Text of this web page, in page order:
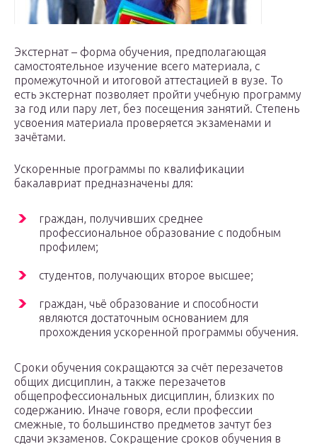
Экстернат – форма обучения, предполагающая
самостоятельное изучение всего материала, с
промежуточной и итоговой аттестацией в вузе. То
есть экстернат позволяет пройти учебную программу
за год или пару лет, без посещения занятий. Степень
усвоения материала проверяется экзаменами и
зачётами.
Ускоренные программы по квалификации
бакалавриат предназначены для:
граждан, получивших среднее
профессиональное образование с подобным
профилем;
студентов, получающих второе высшее;
граждан, чьё образование и способности
являются достаточным основанием для
прохождения ускоренной программы обучения.
Сроки обучения сокращаются за счёт перезачетов
общих дисциплин, а также перезачетов
общепрофессиональных дисциплин, близких по
содержанию. Иначе говоря, если профессии
смежные, то большинство предметов зачтут без
сдачи экзаменов. Сокращение сроков обучения в